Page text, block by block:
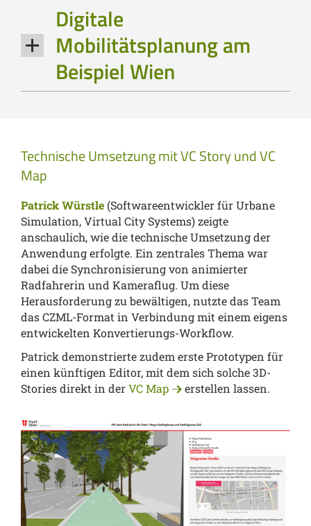
Digitale
Mobilitätsplanung am
Beispiel Wien
Technische Umsetzung mit VC Story und VC
Map
Patrick Würstle (Softwareentwickler für Urbane
Simulation, Virtual City Systems) zeigte
anschaulich, wie die technische Umsetzung der
Anwendung erfolgte. Ein zentrales Thema war
dabei die Synchronisierung von animierter
Radfahrerin und Kameraflug. Um diese
Herausforderung zu bewältigen, nutzte das Team
das CZML-Format in Verbindung mit einem eigens
entwickelten Konvertierungs-Workflow.
Patrick demonstrierte zudem erste Prototypen für
einen künftigen Editor, mit dem sich solche 3D-
Stories direkt in derVC Map erstellen lassen.